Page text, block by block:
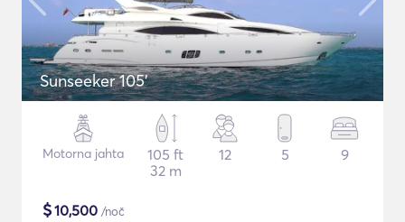
Sunseeker 105'
Motorna jahta
105 ft
32 m
12 5 9
$10,500 /noč